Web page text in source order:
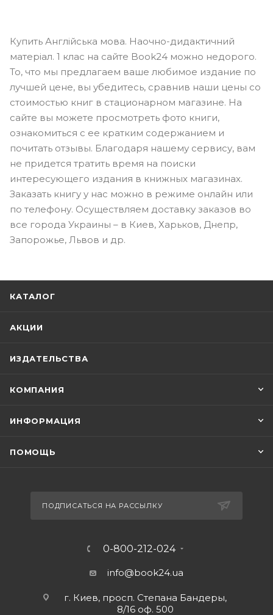
Купить Англійська мова. Наочно-дидактичний
матеріал. 1 клас на сайте Book24 можно недорого.
То, что мы предлагаем ваше любимое издание по
лучшей цене, вы убедитесь, сравнив наши цены со
стоимостью книг в стационарном магазине. На
сайте вы можете просмотреть фото книги,
ознакомиться с ее кратким содержанием и
почитать отзывы. Благодаря нашему сервису, вам
не придется тратить время на поиски
интересующего издания в книжных магазинах.
Заказать книгу у нас можно в режиме онлайн или
по телефону. Осуществляем доставку заказов во
все города Украины – в Киев, Харьков, Днепр,
Запорожье, Львов и др.
КАТАЛОГ
АКЦИИ
ИЗДАТЕЛЬСТВА
КОМПАНИЯ
ИНФОРМАЦИЯ
ПОМОЩЬ
ПОДПИСАТЬСЯ НА РАССЫЛКУ
0-800-212-024
info@book24.ua
г. Киев, просп. Степана Бандеры,
8/16 оф. 500